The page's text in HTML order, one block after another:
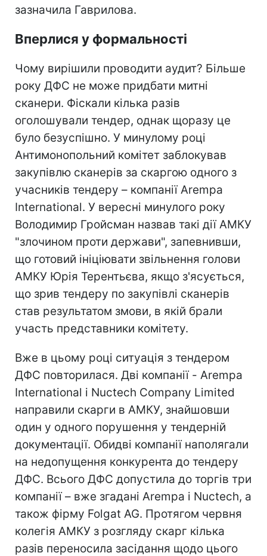
зазначила Гаврилова.
Вперлися у формальності
Чому вирішили проводити аудит? Більше
року ДФС не може придбати митні
сканери. Фіскали кілька разів
оголошували тендер, однак щоразу це
було безуспішно. У минулому році
Антимонопольний комітет заблокував
закупівлю сканерів за скаргою одного з
учасників тендеру – компанії Arempa
International. У вересні минулого року
Володимир Гройсман назвав такі дії АМКУ
"злочином проти держави", запевнивши,
що готовий ініціювати звільнення голови
АМКУ Юрія Терентьєва, якщо з'ясується,
що зрив тендеру по закупівлі сканерів
став результатом змови, в якій брали
участь представники комітету.
Вже в цьому році ситуація з тендером
ДФС повторилася. Дві компанії - Arempa
International і Nuctech Company Limited
направили скарги в АМКУ, знайшовши
один у одного порушення у тендерній
документації. Обидві компанії наполягали
на недопущення конкурента до тендеру
ДФС. Всього ДФС допустила до торгів три
компанії – вже згадані Arempa і Nuctech, а
також фірму Folgat AG. Протягом червня
колегія АМКУ з розгляду скарг кілька
разів переносила засідання щодо цього